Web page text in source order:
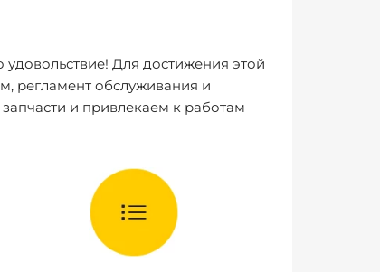
Для достижения этой
регламент обслуживания и
и привлекаем к работам